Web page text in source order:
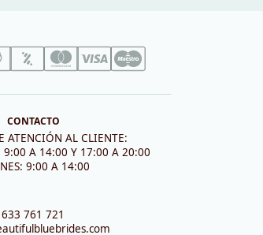
CONTACTO
ATENCIÓN AL CLIENTE:
9:00 A 14:00 Y 17:00 A 20:00
9:00 A 14:00
633 761 721